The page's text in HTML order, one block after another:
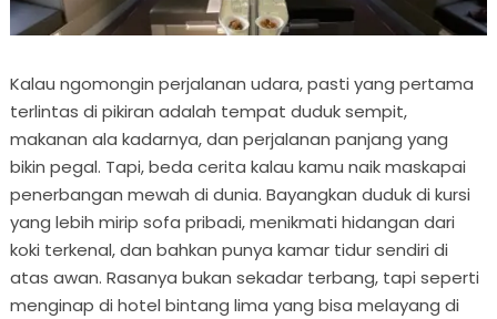
Kalau ngomongin perjalanan udara, pasti yang pertama
terlintas di pikiran adalah tempat duduk sempit,
makanan ala kadarnya, dan perjalanan panjang yang
bikin pegal. Tapi, beda cerita kalau kamu naik maskapai
penerbangan mewah di dunia. Bayangkan duduk di kursi
yang lebih mirip sofa pribadi, menikmati hidangan dari
koki terkenal, dan bahkan punya kamar tidur sendiri di
atas awan. Rasanya bukan sekadar terbang, tapi seperti
menginap di hotel bintang lima yang bisa melayang di